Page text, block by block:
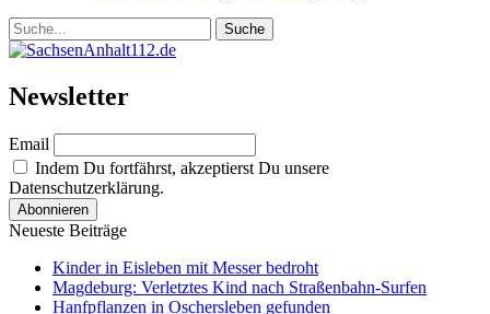
Newsletter
Email
Indem Du fortfährst, akzeptierst Du unsere
Datenschutzerklärung.
Neueste Beiträge
Kinder in Eisleben mit Messer bedroht
Magdeburg: Verletztes Kind nach Straßenbahn-Surfen
Hanfpflanzen in Oschersleben gefunden